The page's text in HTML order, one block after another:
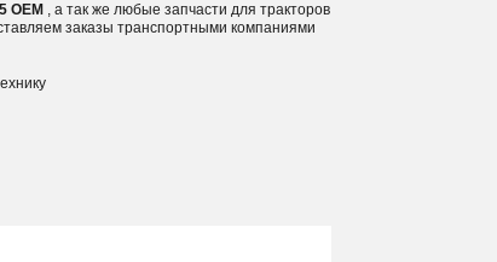
OEM , а так же любые запчасти для тракторов
заказы транспортными компаниями